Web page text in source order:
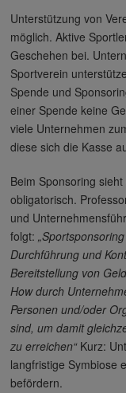
Unterstützung von
möglich. Aktive
Geschehen bei.
Sportverein
Spende und
einer Spende keine
viele Unternehmen
diese sich die Kasse
Beim Sponsoring
obligatorisch.
und
folgt:
Durchführung und
Bereitstellung von
How durch
Personen und/oder
sind, um damit
zu erreichen“ Kurz:
langfristige Symbiose
befördern.